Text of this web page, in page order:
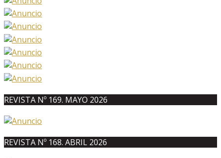
REVISTA Nº 169. MAYO 2026
REVISTA Nº 168. ABRIL 2026